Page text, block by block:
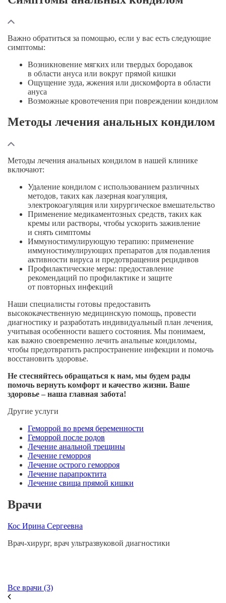
Важно обратиться за помощью, если у вас есть следующие
симптомы:
Возникновение мягких или твердых бородавок
в области ануса или вокруг прямой кишки
Ощущение зуда, жжения или дискомфорта в области
ануса
Возможные кровотечения при повреждении кондилом
Методы лечения анальных кондилом
Методы лечения анальных кондилом в нашей клинике
включают:
Удаление кондилом с использованием различных
методов, таких как лазерная коагуляция,
электрокоагуляция или хирургическое вмешательство
Применение медикаментозных средств, таких как
кремы или растворы, чтобы ускорить заживление
и снять симптомы
Иммуностимулирующую терапию: применение
иммуностимулирующих препаратов для подавления
активности вируса и предотвращения рецидивов
Профилактические меры: предоставление
рекомендаций по профилактике и защите
от повторных инфекций
Наши специалисты готовы предоставить
высококачественную медицинскую помощь, провести
диагностику и разработать индивидуальный план лечения,
учитывая особенности вашего состояния. Мы понимаем,
как важно своевременно лечить анальные кондиломы,
чтобы предотвратить распространение инфекции и помочь
восстановить здоровье.
Не стесняйтесь обращаться к нам, мы будем рады
помочь вернуть комфорт и качество жизни. Ваше
здоровье – наша главная забота!
Другие услуги
Геморрой во время беременности
Геморрой после родов
Лечение анальной трещины
Лечение геморроя
Лечение острого геморроя
Лечение парапроктита
Лечение свища прямой кишки
Врачи
Кос Ирина Сергеевна
Врач-хирург, врач ультразвуковой диагностики
Все врачи (3)